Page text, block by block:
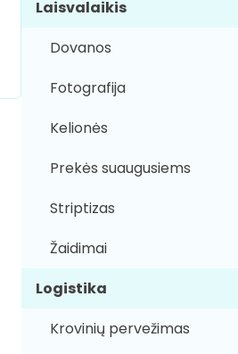
Laisvalaikis
Dovanos
Fotografija
Kelionės
Prekės suaugusiems
Striptizas
Žaidimai
Logistika
Krovinių pervežimas